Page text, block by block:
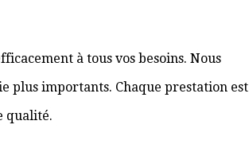
à tous vos besoins. Nous
plus importants. Chaque prestation est
qualité.